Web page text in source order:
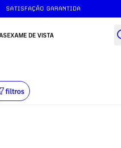
SATISFAÇÃO GARANTIDA
EXAME DE VISTA
filtros